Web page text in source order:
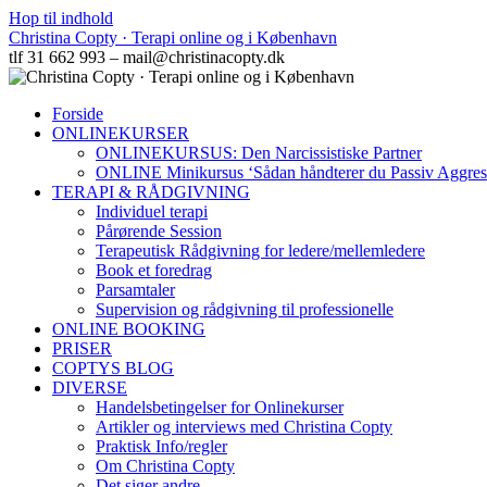
Hop til indhold
Christina Copty · Terapi online og i København
tlf 31 662 993 – mail@christinacopty.dk
Forside
ONLINEKURSER
ONLINEKURSUS: Den Narcissistiske Partner
ONLINE Minikursus ‘Sådan håndterer du Passiv
TERAPI & RÅDGIVNING
Individuel terapi
Pårørende Session
Terapeutisk Rådgivning for ledere/mellemledere
Book et foredrag
Parsamtaler
Supervision og rådgivning til professionelle
ONLINE BOOKING
PRISER
COPTYS BLOG
DIVERSE
Handelsbetingelser for Onlinekurser
Artikler og interviews med Christina Copty
Praktisk Info/regler
Om Christina Copty